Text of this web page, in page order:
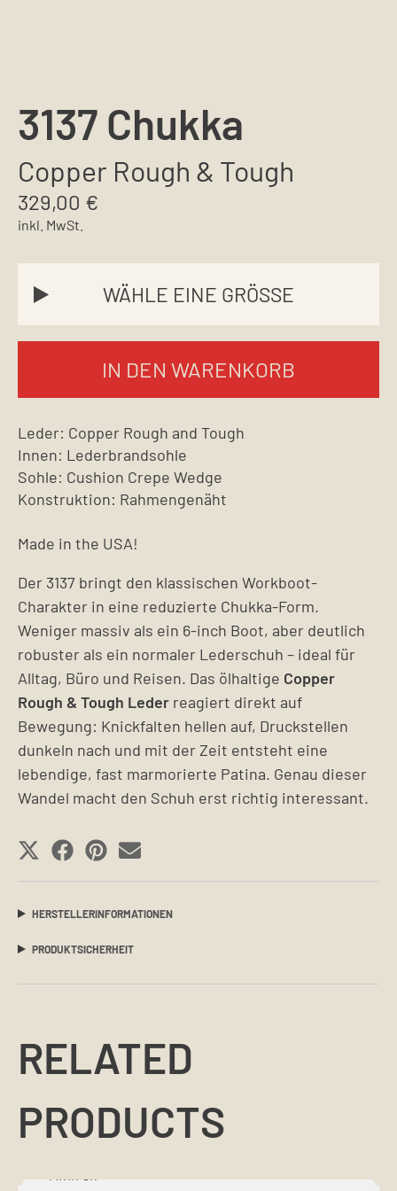
3137 Chukka
Copper Rough & Tough
329,00 €
inkl. MwSt.
IN DEN WARENKORB
Leder: Copper Rough and Tough
Innen: Lederbrandsohle
Sohle: Cushion Crepe Wedge
Konstruktion: Rahmengenäht
Made in the USA!
Der 3137 bringt den klassischen Workboot-
Charakter in eine reduzierte Chukka-Form.
Weniger massiv als ein 6-inch Boot, aber deutlich
robuster als ein normaler Lederschuh – ideal für
Alltag, Büro und Reisen. Das ölhaltige Copper
Rough & Tough Leder reagiert direkt auf
Bewegung: Knickfalten hellen auf, Druckstellen
dunkeln nach und mit der Zeit entsteht eine
lebendige, fast marmorierte Patina. Genau dieser
Wandel macht den Schuh erst richtig interessant.
SHARE
ON
X
(TWITTER)
SHARE
ON
FACEBOOK
SHARE
ON
PINTEREST
SHARE
ON
EMAIL
HERSTELLERINFORMATIONEN
PRODUKTSICHERHEIT
RELATED
PRODUCTS